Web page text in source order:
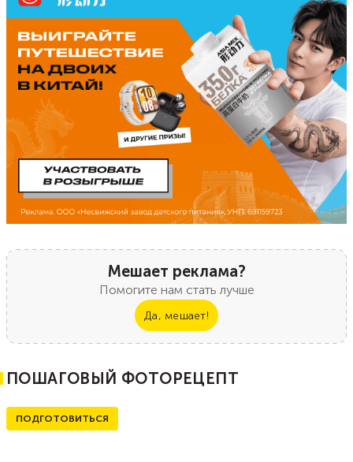
Мешает реклама?
Помогите нам стать лучше
Да, мешает!
ПОШАГОВЫЙ ФОТОРЕЦЕПТ
ПОДГОТОВИТЬСЯ